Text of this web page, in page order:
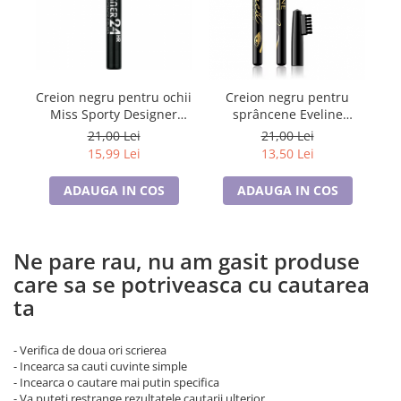
Lenjerii de pat pentru copii
Pijamale de dama
Pijamale de barbati
Halate si capoate
Pijamale
WINTER Collection
Seturi elegante femei
Umbrele
Pijamale de copii
Cadouri ocazii speciale
Tricouri de craciun
Creion negru pentru ochii
Miss Sporty Designer
24HR Eyeliner
21,00 Lei
15,99 Lei
ADAUGA IN COS
Creion negru pentru
sprâncene Eveline
Cosmetics Eyebrow Pencil
21,00 Lei
13,50 Lei
ADAUGA IN COS
Ne pare rau, nu am gasit produse
care sa se potriveasca cu cautarea
ta
- Verifica de doua ori scrierea
- Incearca sa cauti cuvinte simple
- Incearca o cautare mai putin specifica